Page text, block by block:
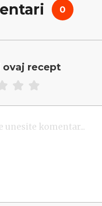
0
ovaj recept